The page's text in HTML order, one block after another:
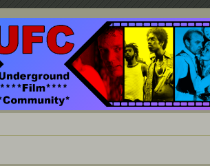
jenseits des Mainstreams.